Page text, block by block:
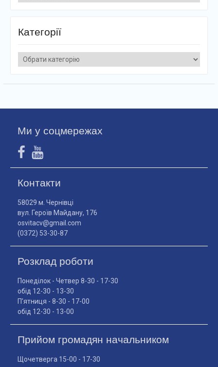
Категорії
Категорії
Ми у соцмережах
Контакти
58029 м. Чернівці
вул. Героїв Майдану, 176
osvitacv@gmail.com
(0372) 53-30-87
Розклад роботи
Понеділок - Четвер 8-30 - 17-30
обід 12-30 - 13-30
П'ятниця - 8-30 - 17-00
обід 12-30 - 13-00
Прийом громадян начальником
Щочетверга 15-00 - 17-30